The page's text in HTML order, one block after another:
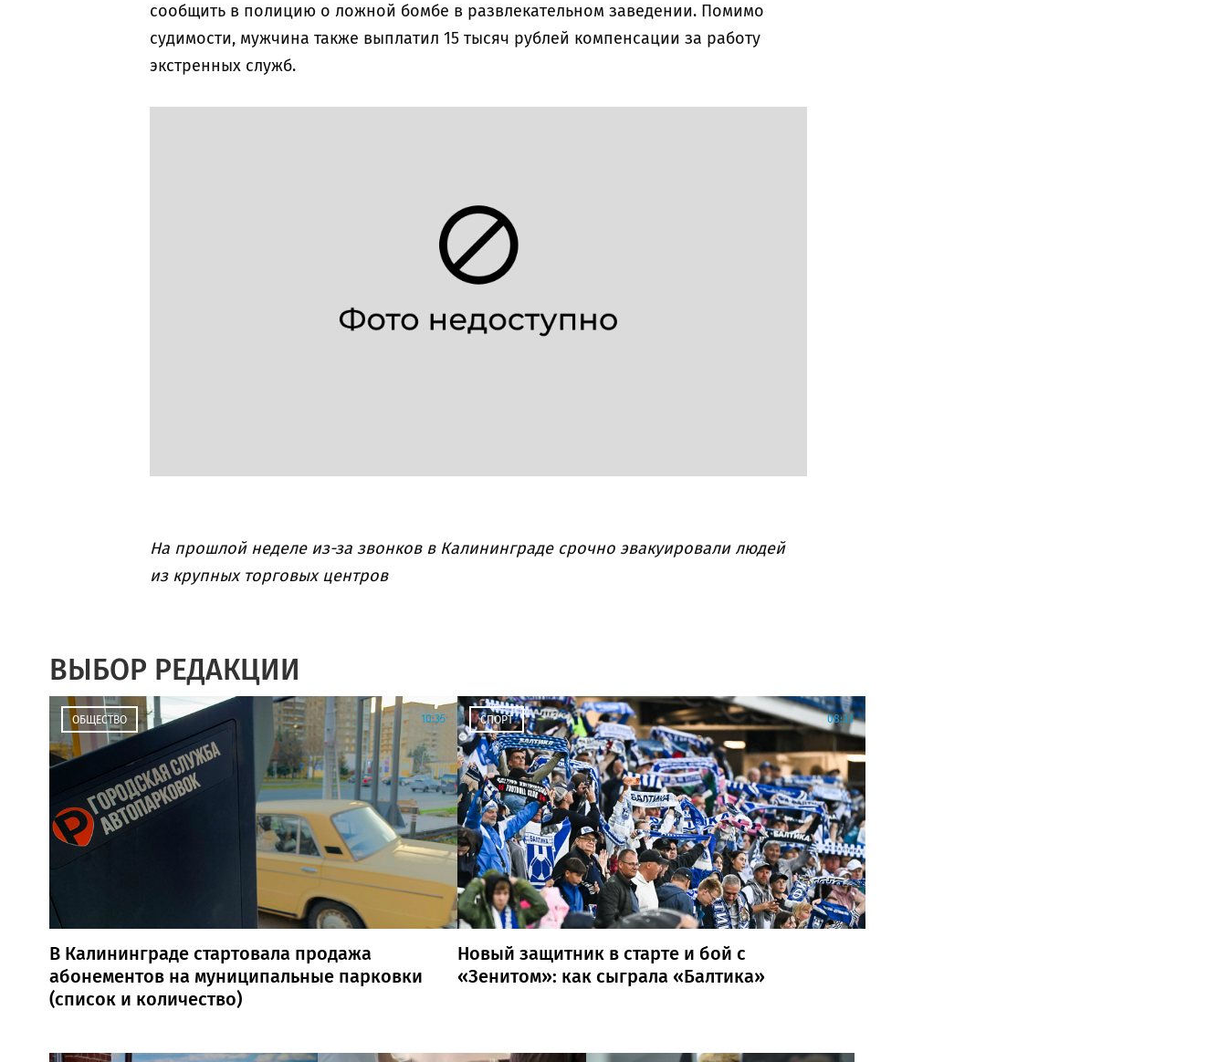
сообщить в полицию о ложной бомбе в развлекательном заведении. Помимо
судимости, мужчина также выплатил 15 тысяч рублей компенсации за работу
экстренных служб.
На прошлой неделе из-за звонков в Калининграде срочно эвакуировали людей
из крупных торговых центров
ВЫБОР РЕДАКЦИИ
ОБЩЕСТВО 10:35
В Калининграде стартовала продажа
абонементов на муниципальные парковки
(список и количество)
СПОРТ 08:33
Новый защитник в старте и бой с
«Зенитом»: как сыграла «Балтика»